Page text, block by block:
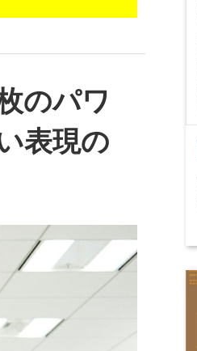
のパワ
表現の